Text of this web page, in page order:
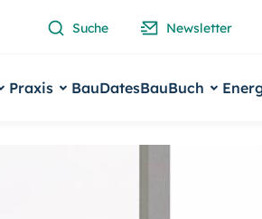
Suche Newsletter
Praxis BauDatesBauBuch